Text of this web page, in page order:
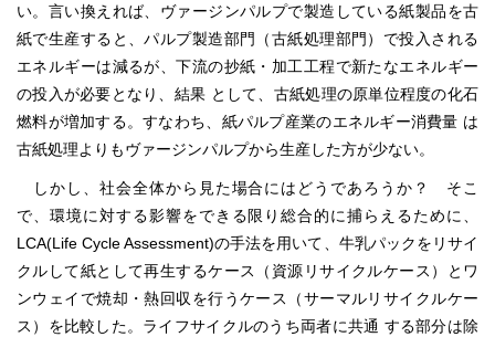
い。言い換えれば、ヴァージンパルプで製造している紙製品を古
紙で生産すると、パルプ製造部門（古紙処理部門）で投入される
エネルギーは減るが、下流の抄紙・加工工程で新たなエネルギー
の投入が必要となり、結果 として、古紙処理の原単位程度の化石
燃料が増加する。すなわち、紙パルプ産業のエネルギー消費量 は
古紙処理よりもヴァージンパルプから生産した方が少ない。
しかし、社会全体から見た場合にはどうであろうか？ そこ
で、環境に対する影響をできる限り総合的に捕らえるために、
LCA(Life Cycle Assessment)の手法を用いて、牛乳パックをリサイ
クルして紙として再生するケース（資源リサイクルケース）とワ
ンウェイで焼却・熱回収を行うケース（サーマルリサイクルケー
ス）を比較した。ライフサイクルのうち両者に共通 する部分は除